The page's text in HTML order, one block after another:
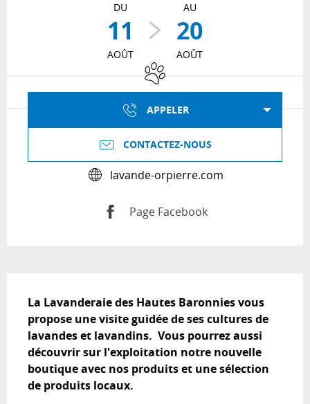
DU
11
AOÛT
AU
20
AOÛT
Animaux acceptés
APPELER
CONTACTEZ-NOUS
lavande-orpierre.com
Page Facebook
La Lavanderaie des Hautes Baronnies vous
propose une visite guidée de ses cultures de
lavandes et lavandins.  Vous pourrez aussi
découvrir sur l'exploitation notre nouvelle
boutique avec nos produits et une sélection
de produits locaux.